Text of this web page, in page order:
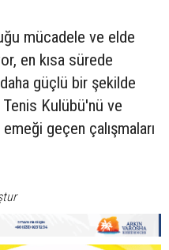
mücadele ve elde
en kısa sürede
güçlü bir şekilde
Kulübü'nü ve
geçen çalışmaları